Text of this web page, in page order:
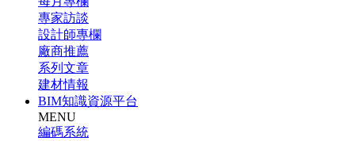
專家訪談
設計師專欄
廠商推薦
系列文章
建材情報
BIM知識資源平台
MENU
編碼系統